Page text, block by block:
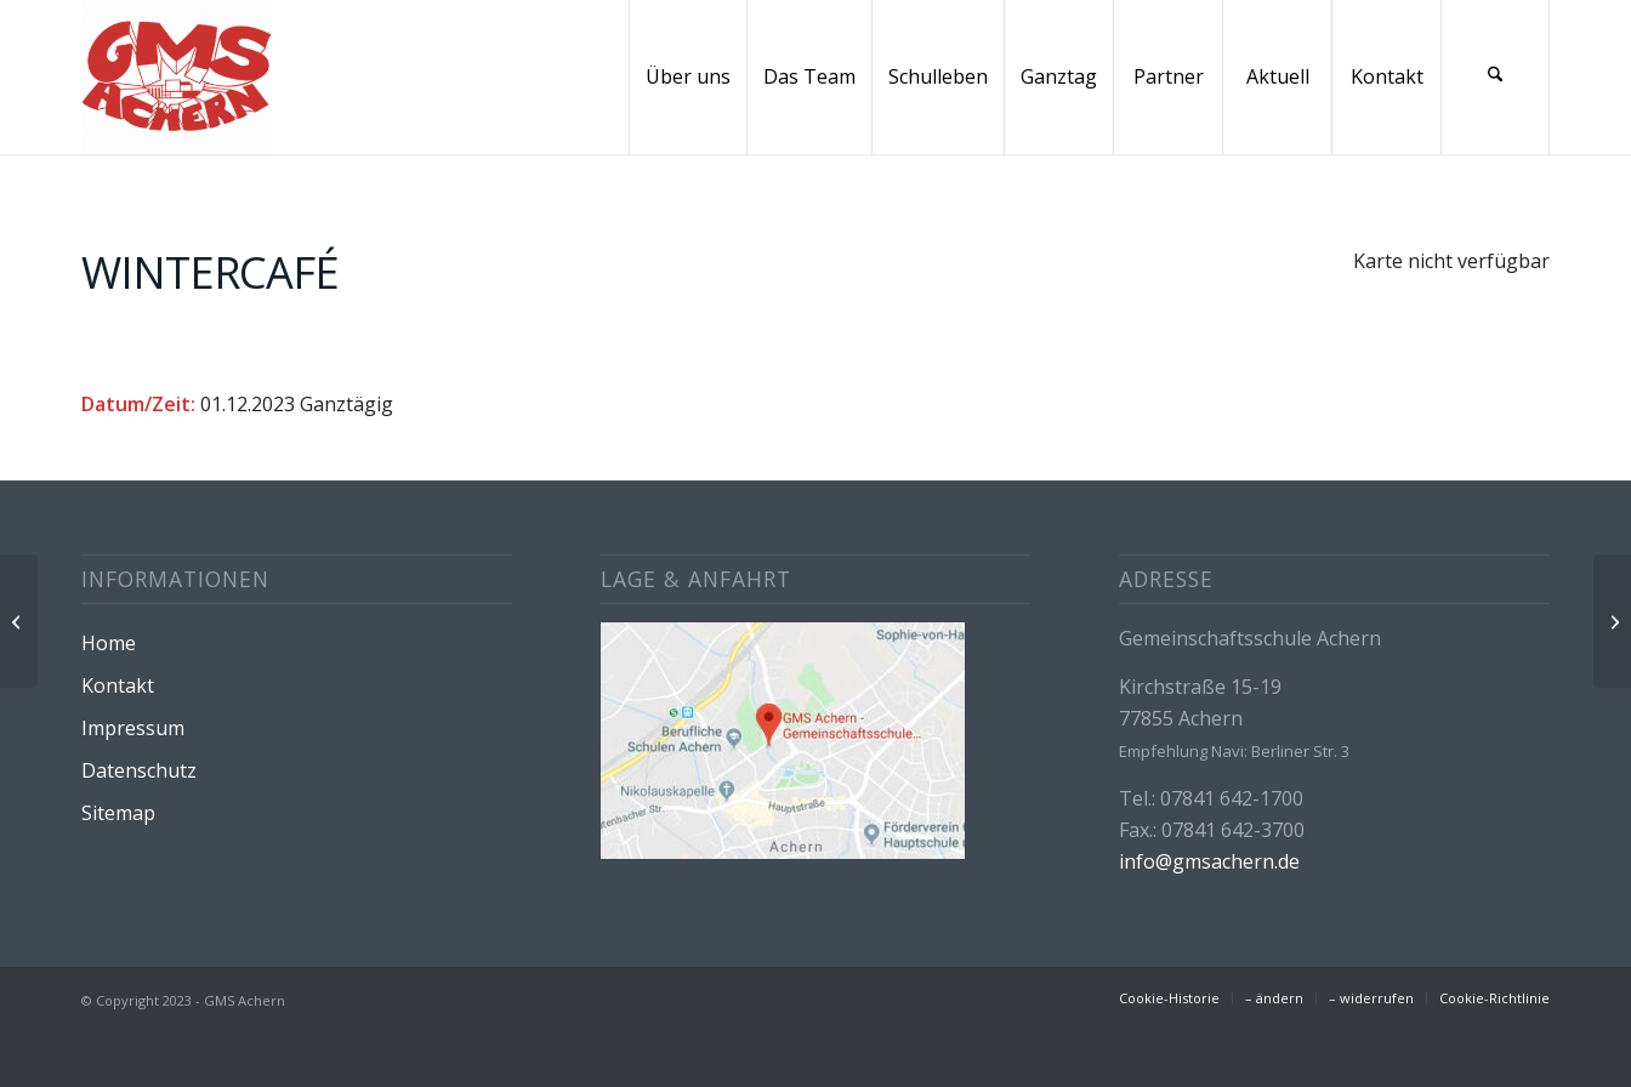
Über uns Das Team Schulleben Ganztag Partner Aktuell Kontakt
Karte nicht verfügbar
WINTERCAFÉ
Datum/Zeit: 01.12.2023 Ganztägig
INFORMATIONEN
Home
Kontakt
Impressum
Datenschutz
Sitemap
LAGE & ANFAHRT ADRESSE
Gemeinschaftsschule Achern
Kirchstraße 15-19
77855 Achern
Empfehlung Navi: Berliner Str. 3
Tel.: 07841 642-1700
Fax.: 07841 642-3700
info@gmsachern.de
© Copyright 2023 - GMS Achern Cookie-Historie – ändern – widerrufen Cookie-Richtlinie